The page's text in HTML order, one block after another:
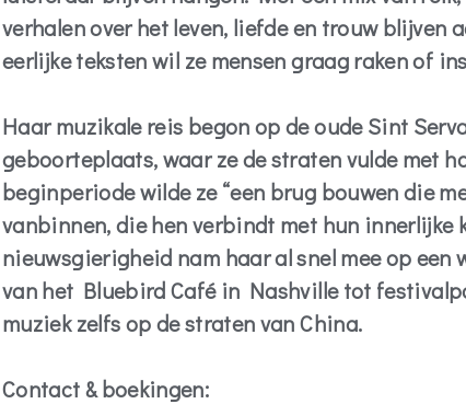
verhalen over het leven, liefde en trouw blijven
eerlijke teksten wil ze mensen graag raken of
Haar muzikale reis begon op de oude Sint
geboorteplaats, waar ze de straten vulde met
beginperiode wilde ze “een brug bouwen die
vanbinnen, die hen verbindt met hun innerlijke
nieuwsgierigheid nam haar al snel mee op
van het Bluebird Café in Nashville tot
muziek zelfs op de straten van China.
Contact & boekingen: